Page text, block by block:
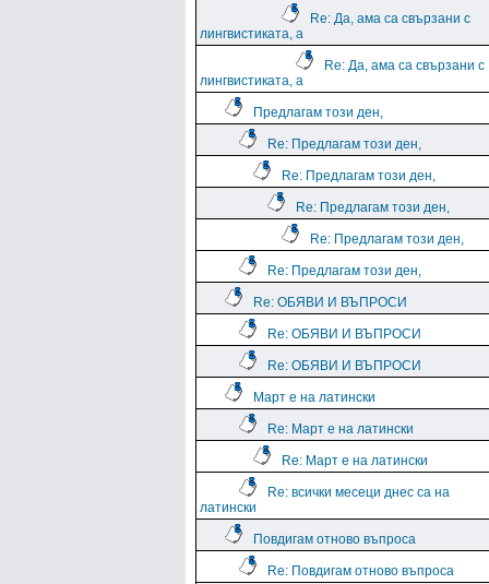
Re: Да, ама са свързани с
лингвистиката, а
Re: Да, ама са свързани с
лингвистиката, а
Предлагам този ден,
Re: Предлагам този ден,
Re: Предлагам този ден,
Re: Предлагам този ден,
Re: Предлагам този ден,
Re: Предлагам този ден,
Re: ОБЯВИ И ВЪПРОСИ
Re: ОБЯВИ И ВЪПРОСИ
Re: ОБЯВИ И ВЪПРОСИ
Март е на латински
Re: Март е на латински
Re: Март е на латински
Re: всички месеци днес са на
латински
Повдигам отново въпроса
Re: Повдигам отново въпроса